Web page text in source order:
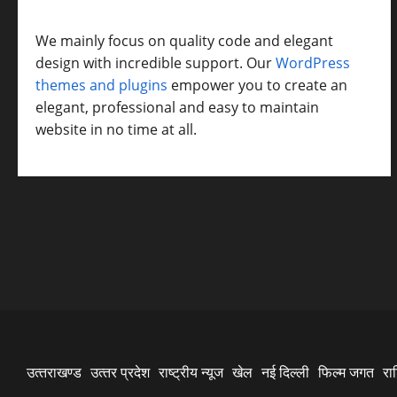
We mainly focus on quality code and elegant
design with incredible support. OurWordPress
themes and plugins empower you to create an
elegant, professional and easy to maintain
website in no time at all.
उत्‍तराखण्‍ड उत्‍तर प्रदेश राष्ट्रीय न्यूज खेल नई दिल्ली फिल्‍म जगत